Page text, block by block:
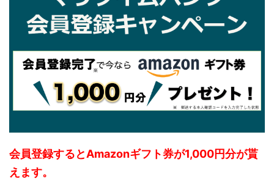
会員登録するとAmazonギフト券が1,000円分が貰
えます。